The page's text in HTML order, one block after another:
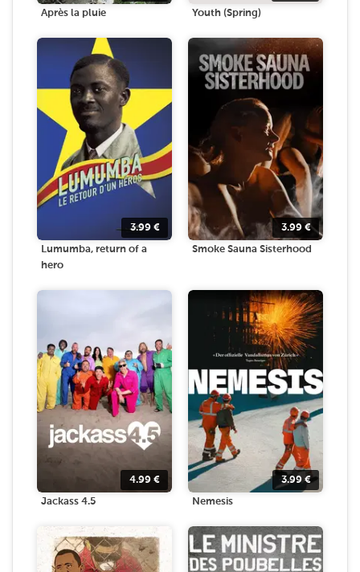
Après la pluie Youth (Spring)
3.99 €
Lumumba, return of a
hero
3.99 €
Smoke Sauna Sisterhood
4.99 €
Jackass 4.5
3.99€
Nemesis